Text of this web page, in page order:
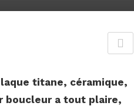
titane, céramique,
boucleur a tout plaire,